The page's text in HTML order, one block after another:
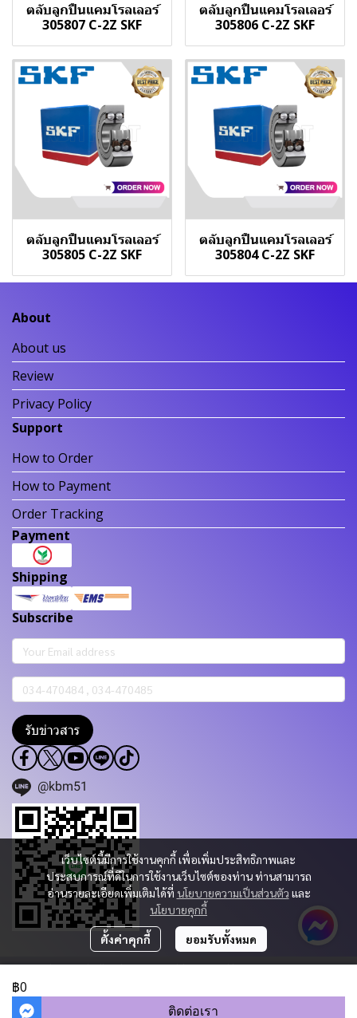
ตลับลูกปืนแคมโรลเลอร์
305807 C-2Z SKF
ตลับลูกปืนแคมโรลเลอร์
305806 C-2Z SKF
ตลับลูกปืนแคมโรลเลอร์
305805 C-2Z SKF
ตลับลูกปืนแคมโรลเลอร์
305804 C-2Z SKF
฿0
ติดต่อเรา
เว็บไซต์นี้มีการใช้งานคุกกี้ เพื่อเพิ่มประสิทธิภาพและ
ประสบการณ์ที่ดีในการใช้งานเว็บไซต์ของท่าน ท่านสามารถ
อ่านรายละเอียดเพิ่มเติมได้ที่ นโยบายความเป็นส่วนตัว และ
นโยบายคุกกี้
ตั้งค่าคุกกี้ ยอมรับทั้งหมด
About
About us
Review
Privacy Policy
Support
How to Order
How to Payment
Order Tracking
Payment
Shipping
Subscribe
รับข่าวสาร
@kbm51
Copyright 2023 | All Rights Reserved | Powered by KBM PART & TRADING
ผู้เข้าชมวันนี้483